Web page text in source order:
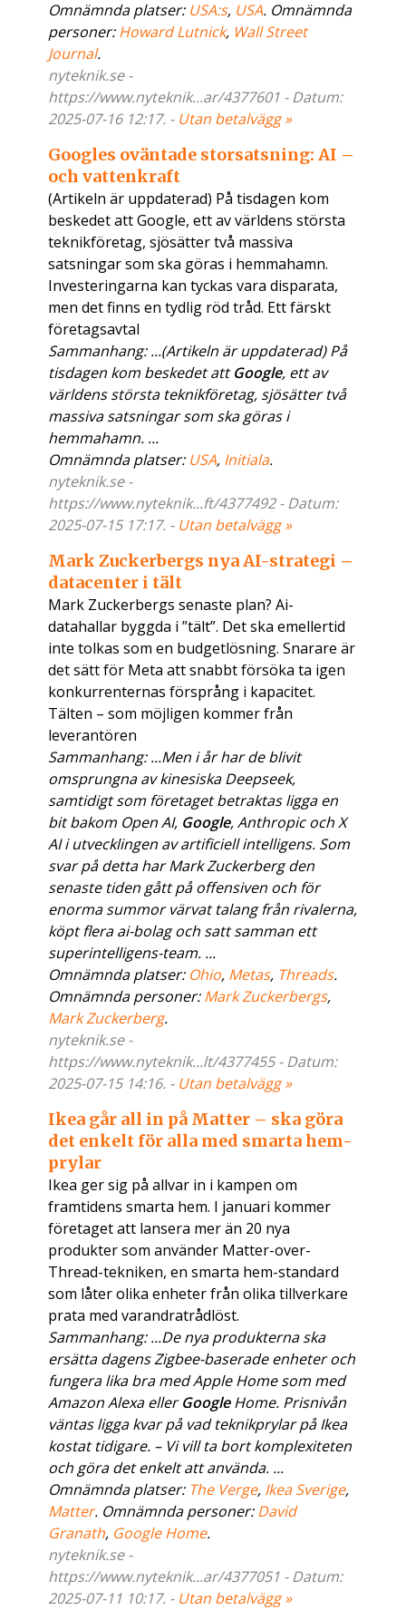
Omnämnda platser: USA:s, USA. Omnämnda
personer:Howard Lutnick, Wall Street
Journal.
nyteknik.se -
https://www.nyteknik...ar/4377601 - Datum:
2025-07-16 12:17. - Utan betalvägg »
Googles oväntade storsatsning: AI –
och vattenkraft
(Artikeln är uppdaterad) På tisdagen kom
beskedet att Google, ett av världens största
teknikföretag, sjösätter två massiva
satsningar som ska göras i hemmahamn.
Investeringarna kan tyckas vara disparata,
men det finns en tydlig röd tråd. Ett färskt
företagsavtal
Sammanhang: ...(Artikeln är uppdaterad) På
tisdagen kom beskedet attGoogle, ett av
världens största teknikföretag, sjösätter två
massiva satsningar som ska göras i
hemmahamn. ...
Omnämnda platser: USA, Initiala.
nyteknik.se -
https://www.nyteknik...ft/4377492 - Datum:
2025-07-15 17:17. - Utan betalvägg »
Mark Zuckerbergs nya AI-strategi –
datacenter i tält
Mark Zuckerbergs senaste plan? Ai-
datahallar byggda i ”tält”. Det ska emellertid
inte tolkas som en budgetlösning. Snarare är
det sätt för Meta att snabbt försöka ta igen
konkurrenternas försprång i kapacitet.
Tälten – som möjligen kommer från
leverantören
Sammanhang: ...Men i år har de blivit
omsprungna av kinesiska Deepseek,
samtidigt som företaget betraktas ligga en
bit bakom Open AI, Google, Anthropic och X
AI i utvecklingen av artificiell intelligens. Som
svar på detta har Mark Zuckerberg den
senaste tiden gått på offensiven och för
enorma summor värvat talang från rivalerna,
köpt flera ai-bolag och satt samman ett
superintelligens-team. ...
Omnämnda platser: Ohio, Metas, Threads.
Omnämnda personer:Mark Zuckerbergs,
Mark Zuckerberg.
nyteknik.se -
https://www.nyteknik...lt/4377455 - Datum:
2025-07-15 14:16. - Utan betalvägg »
Ikea går all in på Matter – ska göra
det enkelt för alla med smarta hem-
prylar
Ikea ger sig på allvar in i kampen om
framtidens smarta hem. I januari kommer
företaget att lansera mer än 20 nya
produkter som använder Matter-over-
Thread-tekniken, en smarta hem-standard
som låter olika enheter från olika tillverkare
prata med varandratrådlöst.
Sammanhang: ...De nya produkterna ska
ersätta dagens Zigbee-baserade enheter och
fungera lika bra med Apple Home som med
Amazon Alexa ellerGoogleHome. Prisnivån
väntas ligga kvar på vad teknikprylar på Ikea
kostat tidigare. – Vi vill ta bort komplexiteten
och göra det enkelt att använda. ...
Omnämnda platser: The Verge, Ikea Sverige,
Matter. Omnämnda personer:David
Granath, Google Home.
nyteknik.se -
https://www.nyteknik...ar/4377051 - Datum:
2025-07-11 10:17. - Utan betalvägg »